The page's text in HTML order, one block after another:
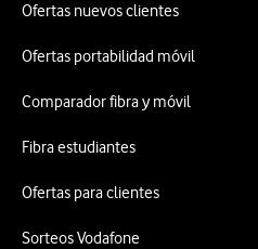
Ofertas nuevos clientes
Ofertas portabilidad móvil
Comparador fibra y móvil
Fibra estudiantes
Ofertas para clientes
Sorteos Vodafone